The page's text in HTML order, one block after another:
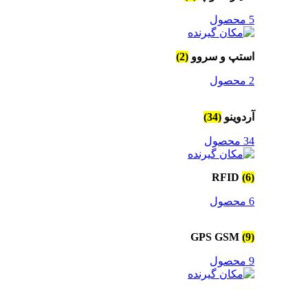
5 محصول
استپ و سروو (2)
2 محصول
آردوینو (34)
34 محصول
RFID (6)
6 محصول
GPS GSM (9)
9 محصول